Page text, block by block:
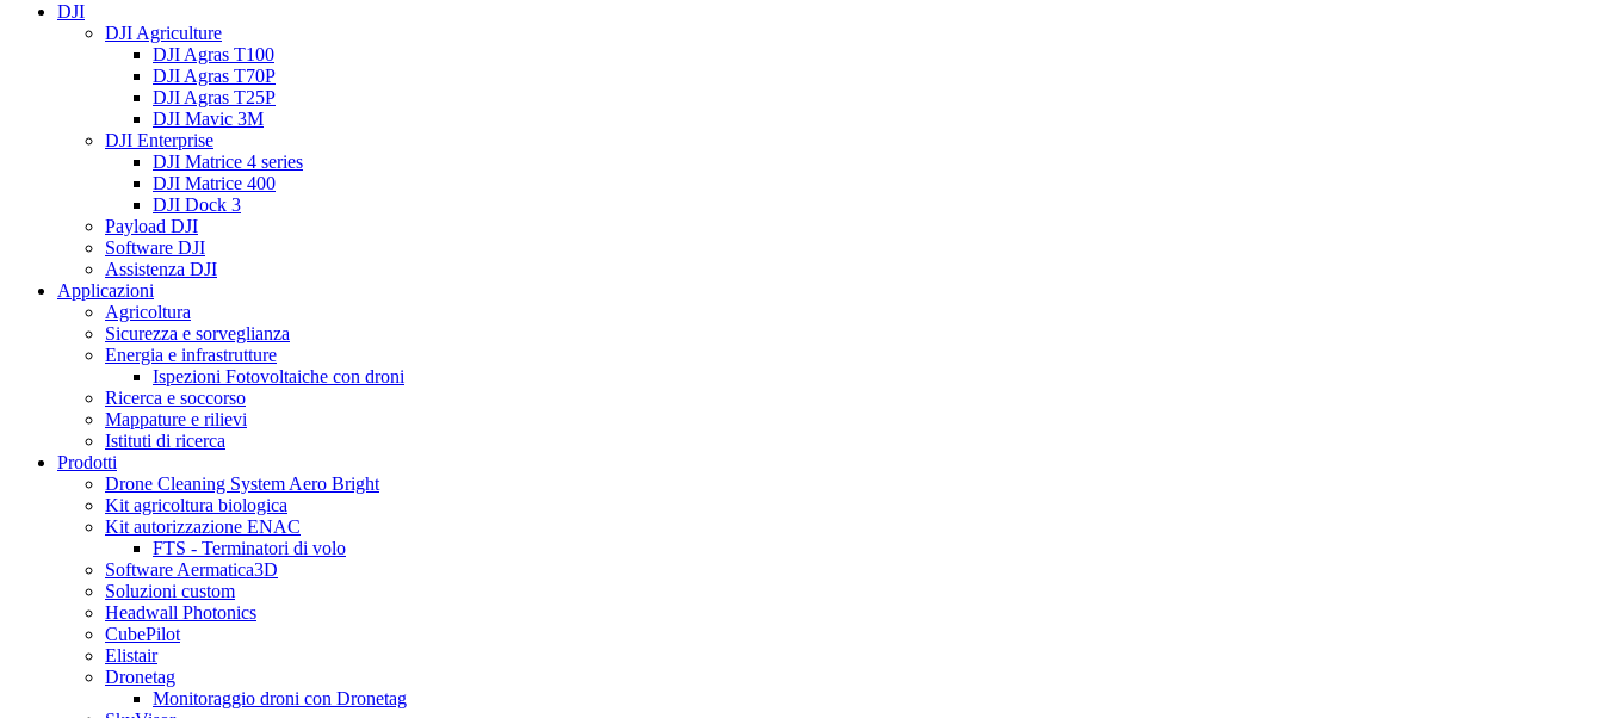
DJI
DJI Agriculture
DJI Agras T100
DJI Agras T70P
DJI Agras T25P
DJI Mavic 3M
DJI Enterprise
DJI Matrice 4 series
DJI Matrice 400
DJI Dock 3
Payload DJI
Software DJI
Assistenza DJI
Applicazioni
Agricoltura
Sicurezza e sorveglianza
Energia e infrastrutture
Ispezioni Fotovoltaiche con droni
Ricerca e soccorso
Mappature e rilievi
Istituti di ricerca
Prodotti
Drone Cleaning System Aero Bright
Kit agricoltura biologica
Kit autorizzazione ENAC
FTS - Terminatori di volo
Software Aermatica3D
Soluzioni custom
Headwall Photonics
CubePilot
Elistair
Dronetag
Monitoraggio droni con Dronetag